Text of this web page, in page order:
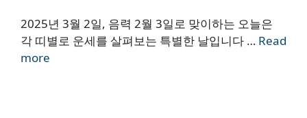
2025년 3월 2일, 음력 2월 3일로 맞이하는 오늘은
각 띠별로 운세를 살펴보는 특별한 날입니다 … Read
more